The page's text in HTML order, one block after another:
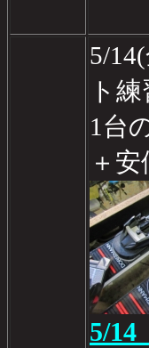
5/
ト
1台
＋
5/14